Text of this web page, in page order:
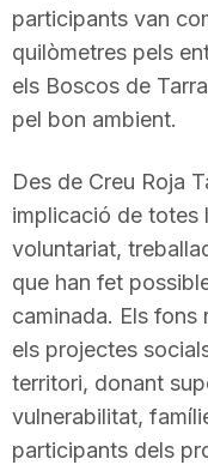
participants van
quilòmetres pels
els Boscos de
pel bon ambient.
Des de Creu Roja
implicació de totes
voluntariat,
que han fet
caminada. Els
els projectes
territori, donant
vulnerabilitat,
participants dels